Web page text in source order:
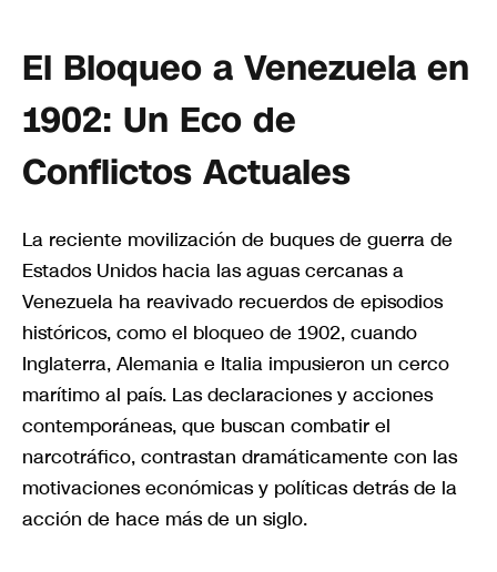
El Bloqueo a Venezuela en
1902: Un Eco de
Conflictos Actuales
La reciente movilización de buques de guerra de
Estados Unidos hacia las aguas cercanas a
Venezuela ha reavivado recuerdos de episodios
históricos, como el bloqueo de 1902, cuando
Inglaterra, Alemania e Italia impusieron un cerco
marítimo al país. Las declaraciones y acciones
contemporáneas, que buscan combatir el
narcotráfico, contrastan dramáticamente con las
motivaciones económicas y políticas detrás de la
acción de hace más de un siglo.